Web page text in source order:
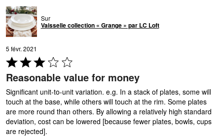
Sur
Vaisselle collection « Grange » par LC Loft
5 févr. 2021
Coté
3 sur
5
Reasonable value for money
Significant unit-to-unit variation. e.g. In a stack of plates, some will
touch at the base, while others will touch at the rim. Some plates
are more round than others. By allowing a relatively high standard
deviation, cost can be lowered [because fewer plates, bowls, cups
are rejected].